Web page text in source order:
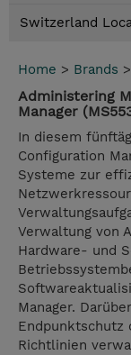
Switzerland
Home > Brands >
Administering
Manager
In diesem
Configuration
Systeme zur
Verwaltung von
Hardware- und
Manager.
Endpunktschutz
Richtlinien